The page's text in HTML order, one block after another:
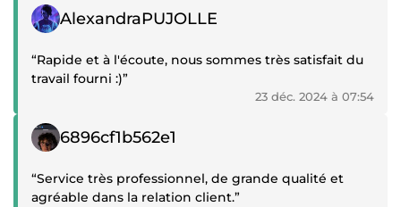
Témoignage positif
AlexandraPUJOLLE
“Rapide et à l'écoute, nous sommes très satisfait du
travail fourni :)”
23 déc. 2024 à 07:54
Témoignage positif
6896cf1b562e1
“Service très professionnel, de grande qualité et
agréable dans la relation client.”